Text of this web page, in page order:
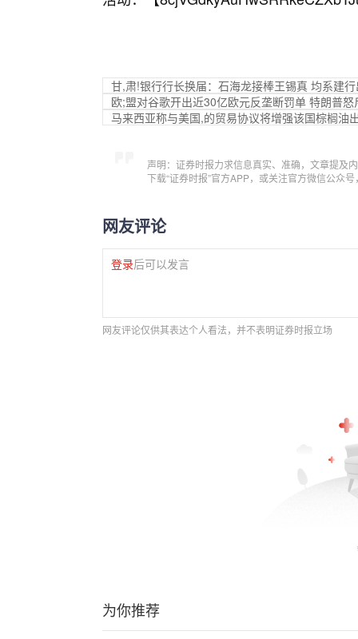
甘,肃!银行行长换届：石海龙接棒王锡真 均系建
欧;盟对谷歌开出近30亿欧元反垄断罚单 特朗普怒
马来西亚称与美国,的贸易协议将增强该国棕榈油
声明：证券时报力求信息真实、准确，文章提及
下载“证券时报”官方APP，或关注官方微信公众
网友评论
登录后可以发言
网友评论仅供其表达个人看法，并不表明证券时报立场
为你推荐